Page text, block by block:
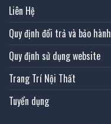
Liên Hệ
Quy định đổi trả và bảo hành
Quy định sử dụng website
Trang Trí Nội Thất
Tuyển dụng